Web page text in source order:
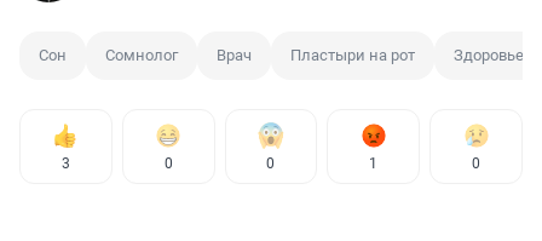
Сон Сомнолог Врач Пластыри на рот Здоровье
3 0 0 1 0